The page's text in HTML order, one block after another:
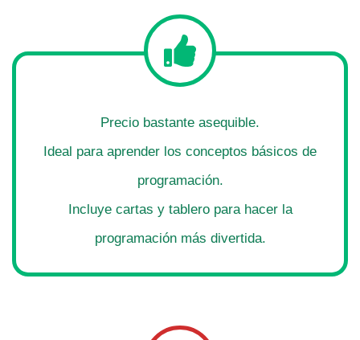
Precio bastante asequible.
Ideal para aprender los conceptos básicos de
programación.
Incluye cartas y tablero para hacer la
programación más divertida.